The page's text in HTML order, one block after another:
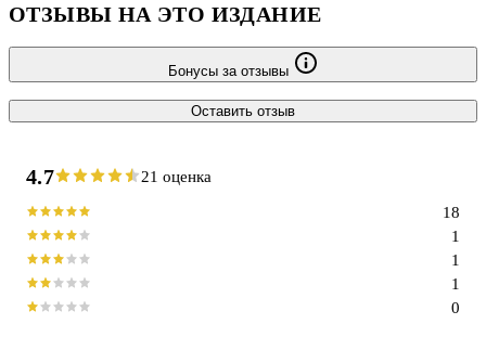
ОТЗЫВЫ НА ЭТО ИЗДАНИЕ
Бонусы за отзывы
Оставить отзыв
4.7 21 оценка
0
1
1
1
18